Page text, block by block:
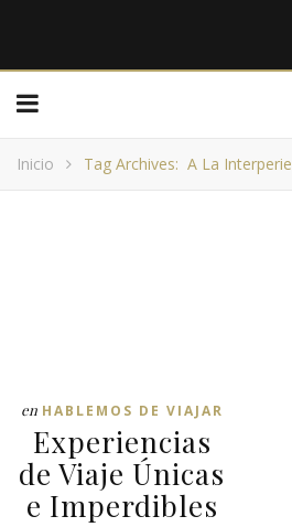
Inicio Tag Archives: A La Interperie
en HABLEMOS DE VIAJAR
Experiencias
de Viaje Únicas
e Imperdibles